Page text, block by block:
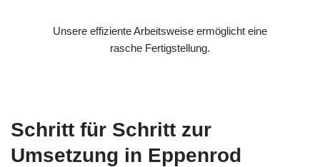
Unsere effiziente Arbeitsweise ermöglicht eine
rasche Fertigstellung.
Schritt für Schritt zur
Umsetzung in Eppenrod